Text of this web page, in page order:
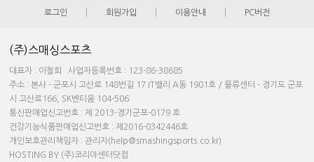
로그인 회원가입 이용안내 PC버전
(주)스매싱스포츠
대표자 : 이철희 사업자등록번호 : 123-86-38685
주소 : 본사 - 군포시 고산로 148번길 17 IT밸리 A동 1901호 / 물류센터 - 경기도 군포
시 고산로166, SK벤티움 104-506
통신판매업신고번호 : 제 2013-경기군포-0179 호
건강기능식품판매업신고번호 : 제2016-0342446호
개인보호관리책임자 : 관리자(help@smashingsports.co.kr)
HOSTING BY (주)코리아센터닷컴